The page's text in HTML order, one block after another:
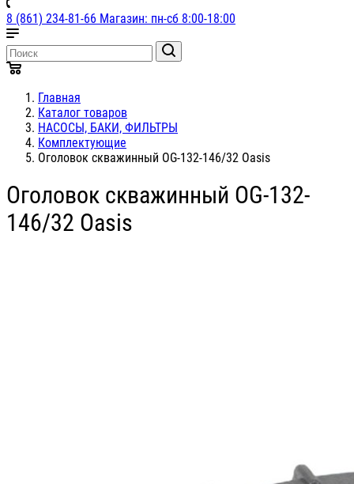
8 (861) 234-81-66 Магазин: пн-сб 8:00-18:00
Главная
Каталог товаров
НАСОСЫ, БАКИ, ФИЛЬТРЫ
Комплектующие
Оголовок скважинный OG-132-146/32 Oasis
Оголовок скважинный OG-132-
146/32 Oasis